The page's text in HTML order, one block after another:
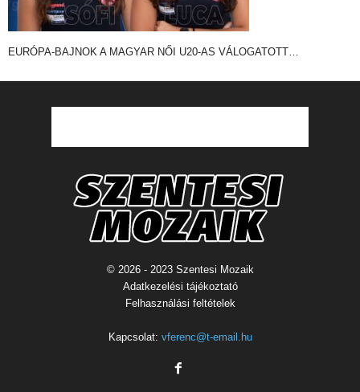
EURÓPA-BAJNOK A MAGYAR NŐI U20-AS VÁLOGATOTT…
© 2026 - 2023 Szentesi Mozaik
Adatkezelési tájékoztató
Felhasználási feltételek
Kapcsolat: vferenc@t-email.hu